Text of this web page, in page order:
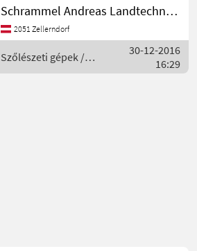
dőlésszög állítás,
állógerendák független
Schrammel Andreas Landtechnik und Handel, Metalltechnik e.U.
2051 Zellerndorf
Szőlészeti gépek /
Sonstige
30-12-2016
16:29